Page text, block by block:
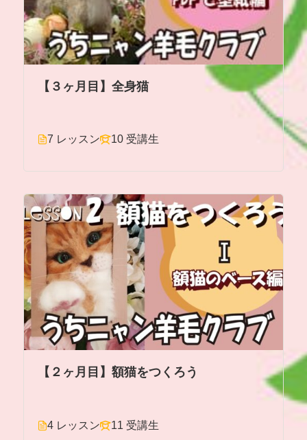
【３ヶ月目】全身猫
7 レッスン 10 受講生
【２ヶ月目】額猫をつくろう
4 レッスン 11 受講生